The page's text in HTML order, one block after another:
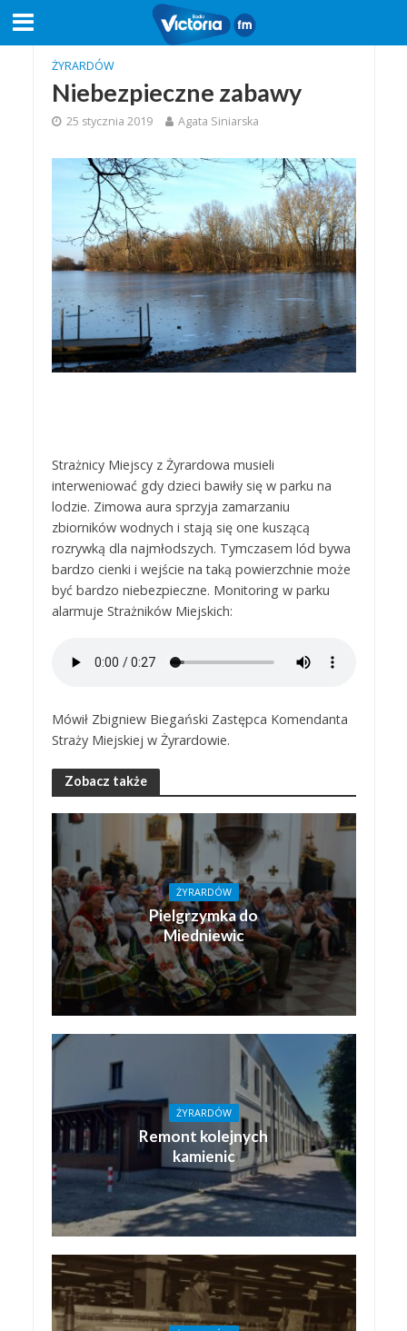
ŻYRARDÓW
Niebezpieczne zabawy
25 stycznia 2019 Agata Siniarska
Strażnicy Miejscy z Żyrardowa musieli
interweniować gdy dzieci bawiły się w parku na
lodzie. Zimowa aura sprzyja zamarzaniu
zbiorników wodnych i stają się one kuszącą
rozrywką dla najmłodszych. Tymczasem lód bywa
bardzo cienki i wejście na taką powierzchnie może
być bardzo niebezpieczne. Monitoring w parku
alarmuje Strażników Miejskich:
Mówił Zbigniew Biegański Zastępca Komendanta
Straży Miejskiej w Żyrardowie.
Zobacz także
ŻYRARDÓW
Pielgrzymka do
Miedniewic
ŻYRARDÓW
Remont kolejnych
kamienic